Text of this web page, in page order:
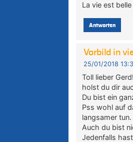
La vie est belle
Antworten
Vorbild in
25/01/2018
Toll lieber
holst du dir
Du bist ein
Pss wohl auf
langsamer tun.
Auch du bist
Jedenfalls